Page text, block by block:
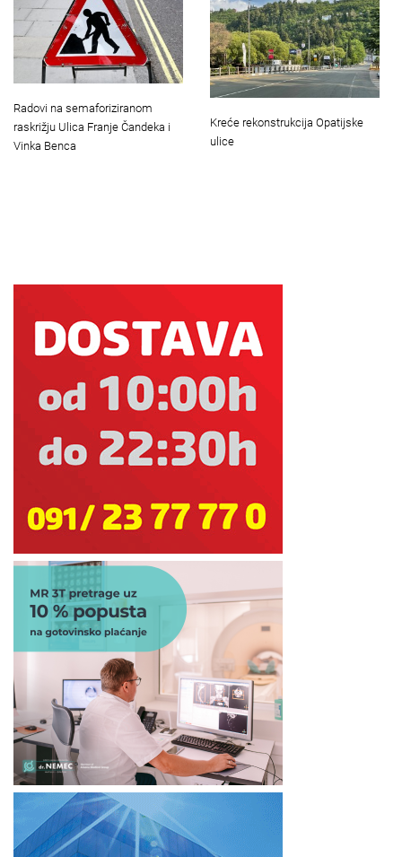
Radovi na semaforiziranom
raskrižju Ulica Franje Čandeka i
Vinka Benca
Kreće rekonstrukcija Opatijske
ulice